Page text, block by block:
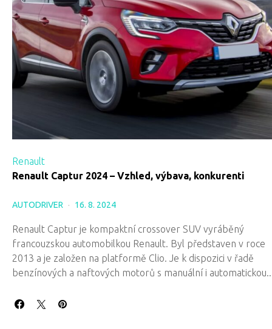
Renault
Renault Captur 2024 – Vzhled, výbava, konkurenti
AUTODRIVER 16. 8. 2024
Renault Captur je kompaktní crossover SUV vyráběný
francouzskou automobilkou Renault. Byl představen v roce
2013 a je založen na platformě Clio. Je k dispozici v řadě
benzínových a naftových motorů s manuální i